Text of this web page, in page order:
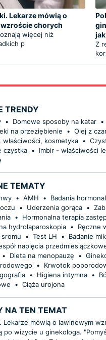
Lekarze mówią o
chorych
więcej niż
p
Z
TRENDY
• Domowe sposoby na katar •
na przeziębienie • Olej z
kosmetyka •
czystka •
Imbir - właściwości
TEMATY
• AMH • Badania
• Uderzenia gorąca •
• Hormonalna terapia
hydrolaparoskopia • Ręczne
• Test LH •
Badanie
napięcia
• Dieta na menopauzę •
• Krwotok
• Higiena intymna •
• Ciąża urojona
NA TEN TEMAT
Lekarze mówią o lawinowym
po wizycie u ginekologa.